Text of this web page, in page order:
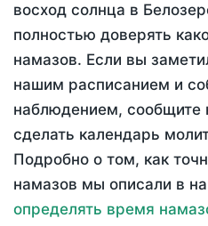
восход солнца в
полностью доверять
намазов. Если вы
нашим расписанием и
наблюдением,
сделать календарь
Подробно о том, как
намазов мы описали в
определять время